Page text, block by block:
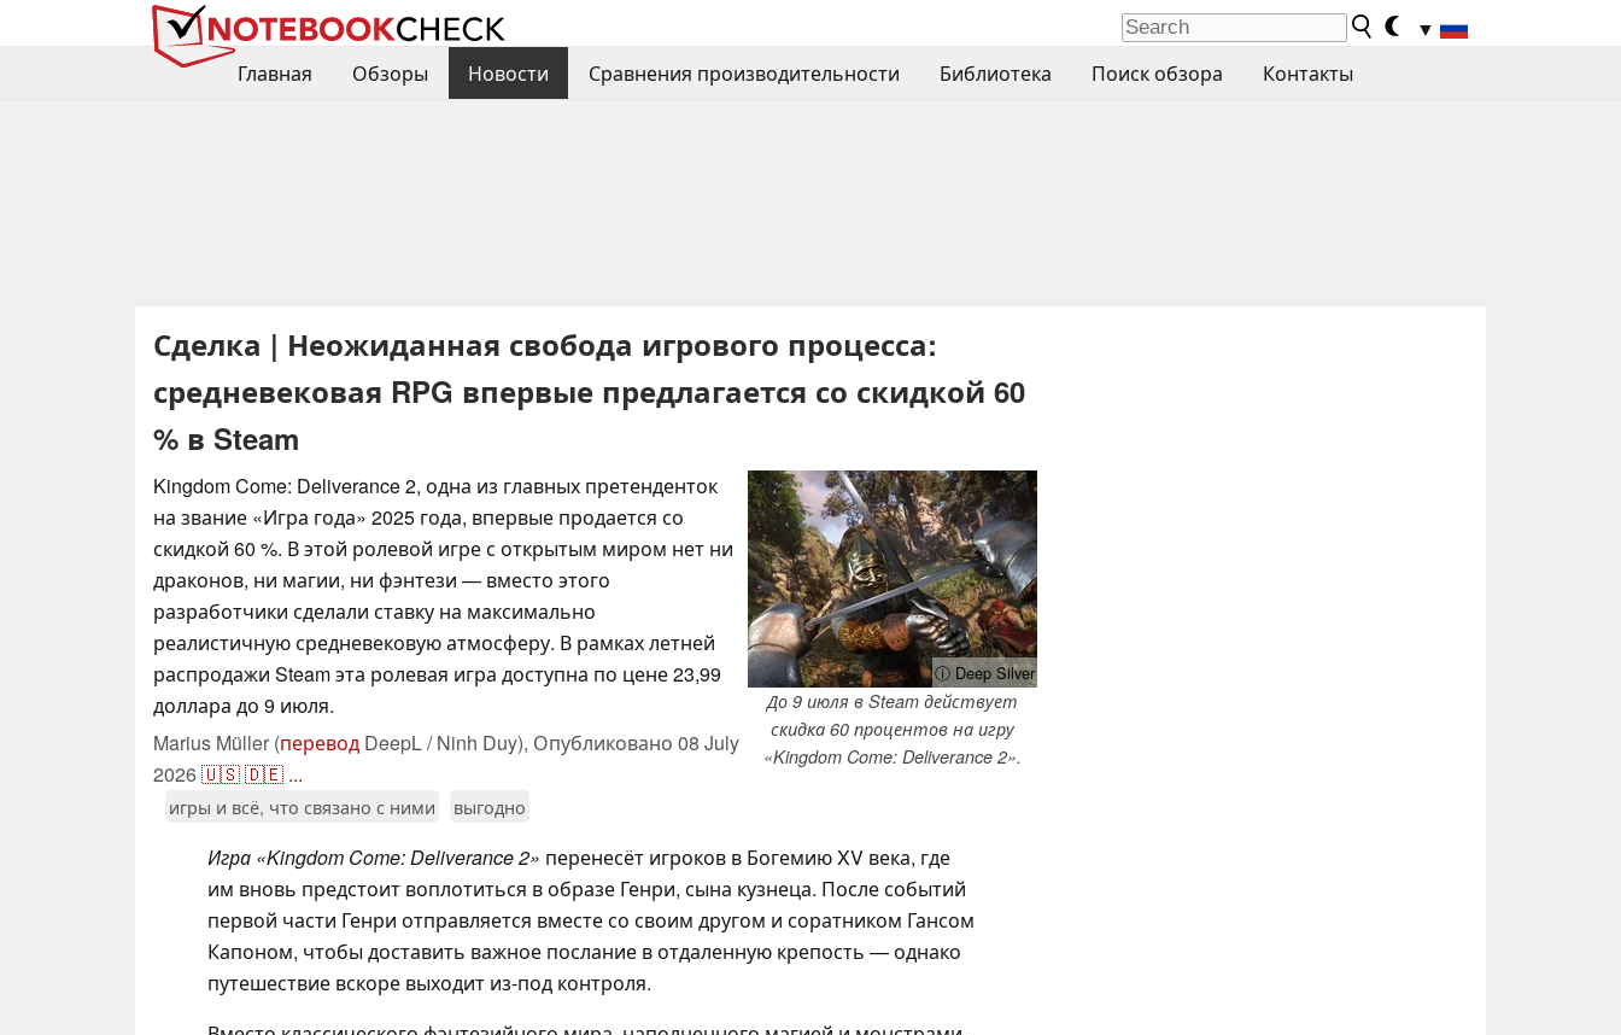
▼
Главная
Обзоры Новости Сравнения производительности Библиотека Поиск обзора Контакты
Сделка | Неожиданная свобода игрового процесса:
средневековая RPG впервые предлагается со скидкой 60
% в Steam
ⓘ Deep Silver
До 9 июля в Steam действует
скидка 60 процентов на игру
«Kingdom Come: Deliverance 2».
Kingdom Come: Deliverance 2, одна из главных претенденток
на звание «Игра года» 2025 года, впервые продается со
скидкой 60 %. В этой ролевой игре с открытым миром нет ни
драконов, ни магии, ни фэнтези — вместо этого
разработчики сделали ставку на максимально
реалистичную средневековую атмосферу. В рамках летней
распродажи Steam эта ролевая игра доступна по цене 23,99
доллара до 9 июля.
Marius Müller (перевод DeepL / Ninh Duy), Опубликовано 08 July
2026🇺🇸🇩🇪 ...
игры и всё, что связано с ними выгодно
Игра «Kingdom Come: Deliverance 2» перенесёт игроков в Богемию XV века, где
им вновь предстоит воплотиться в образе Генри, сына кузнеца. После событий
первой части Генри отправляется вместе со своим другом и соратником Гансом
Капоном, чтобы доставить важное послание в отдаленную крепость — однако
путешествие вскоре выходит из-под контроля.